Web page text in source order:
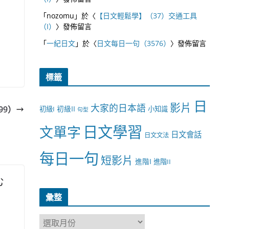
）
「nozomu 」於〈 【日文輕鬆學】（37）交通工具
（I） 〉發佈留言
「一紀日文」於〈日文每日一句（3576） 〉發佈留言
標籤
初級I 初級II 句型 大家的日本語 小知識 影片 日
文單字 日文學習 日文文法 日文會話
每日一句 短影片 進階I 進階II
彙整
彙